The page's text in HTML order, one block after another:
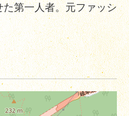
第一人者。元ファッシ